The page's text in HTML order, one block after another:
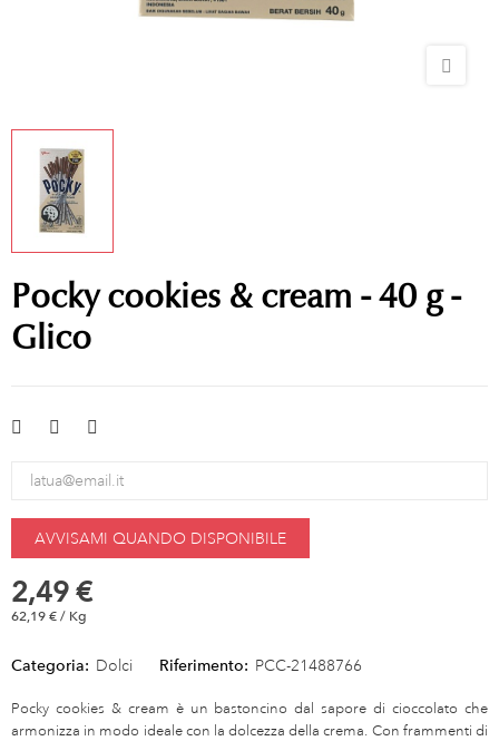
Pocky cookies & cream - 40 g -
Glico
AVVISAMI QUANDO DISPONIBILE
2,49 €
62,19 € / Kg
Categoria: Dolci Riferimento: PCC-21488766
Pocky cookies & cream è un bastoncino dal sapore di cioccolato che
armonizza in modo ideale con la dolcezza della crema. Con frammenti di